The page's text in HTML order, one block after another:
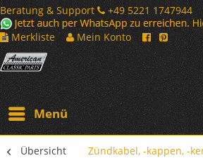
Beratung & Support
+49 5221 1747944
Merkliste
Mein Konto
Menü
Übersicht Zündkabel, -kappen, -